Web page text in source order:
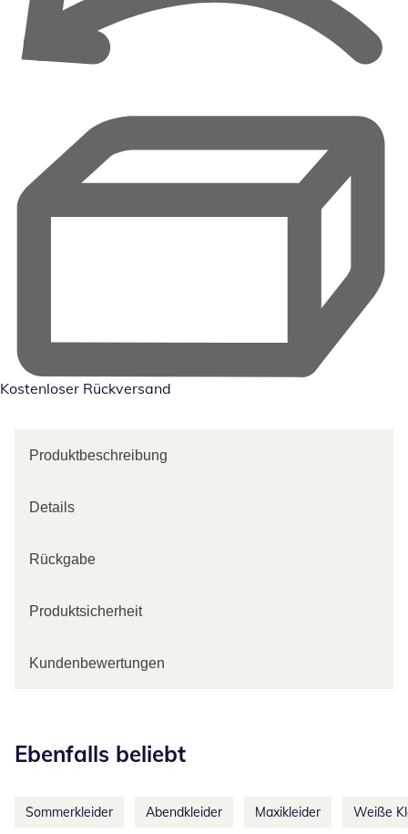
Kostenloser Rückversand
Produktbeschreibung
Details
Rückgabe
Produktsicherheit
Kundenbewertungen
Ebenfalls beliebt
Sommerkleider Abendkleider Maxikleider Weiße